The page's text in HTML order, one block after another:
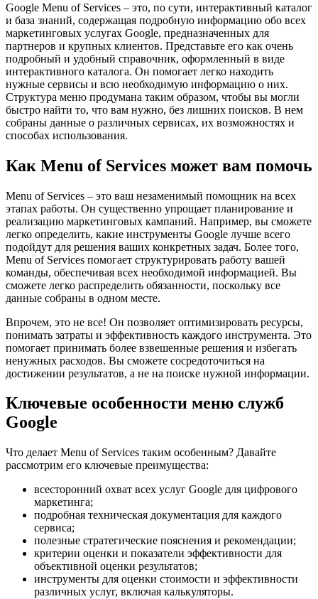
Google Menu of Services – это, по сути, интерактивный каталог
и база знаний, содержащая подробную информацию обо всех
маркетинговых услугах Google, предназначенных для
партнеров и крупных клиентов. Представьте его как очень
подробный и удобный справочник, оформленный в виде
интерактивного каталога. Он помогает легко находить
нужные сервисы и всю необходимую информацию о них.
Структура меню продумана таким образом, чтобы вы могли
быстро найти то, что вам нужно, без лишних поисков. В нем
собраны данные о различных сервисах, их возможностях и
способах использования.
Как Menu of Services может вам помочь
Menu of Services – это ваш незаменимый помощник на всех
этапах работы. Он существенно упрощает планирование и
реализацию маркетинговых кампаний. Например, вы сможете
легко определить, какие инструменты Google лучше всего
подойдут для решения ваших конкретных задач. Более того,
Menu of Services помогает структурировать работу вашей
команды, обеспечивая всех необходимой информацией. Вы
сможете легко распределить обязанности, поскольку все
данные собраны в одном месте.
Впрочем, это не все! Он позволяет оптимизировать ресурсы,
понимать затраты и эффективность каждого инструмента. Это
помогает принимать более взвешенные решения и избегать
ненужных расходов. Вы сможете сосредоточиться на
достижении результатов, а не на поиске нужной информации.
Ключевые особенности меню служб
Google
Что делает Menu of Services таким особенным? Давайте
рассмотрим его ключевые преимущества:
всесторонний охват всех услуг Google для цифрового
маркетинга;
подробная техническая документация для каждого
сервиса;
полезные стратегические пояснения и рекомендации;
критерии оценки и показатели эффективности для
объективной оценки результатов;
инструменты для оценки стоимости и эффективности
различных услуг, включая калькуляторы.